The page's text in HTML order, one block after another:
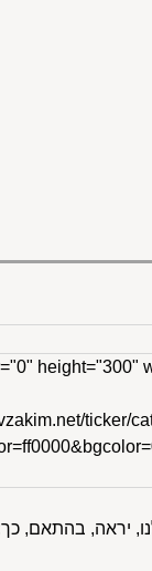
height="300"
ticker/
יראה, בהתאם,